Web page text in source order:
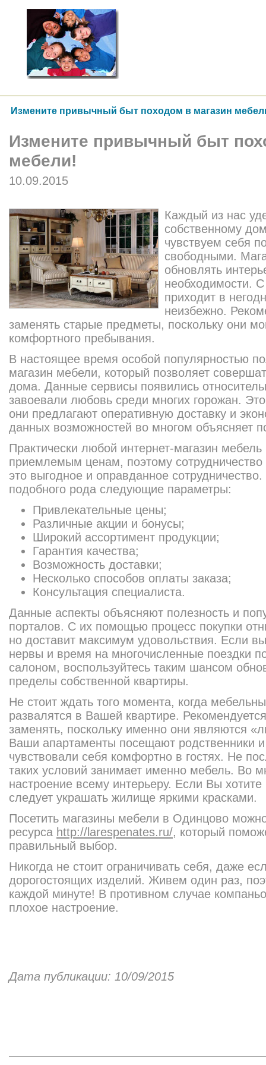
Измените привычный быт походом в магазин
Измените привычный быт
мебели!
10.09.2015
Каждый из нас
собственному
чувствуем себя
свободными.
обновлять
необходимости.
приходит в
неизбежно.
заменять старые предметы, поскольку они
комфортного пребывания.
В настоящее время особой популярностью
магазин мебели, который позволяет
дома. Данные сервисы появились
завоевали любовь среди многих горожан.
они предлагают оперативную доставку и
данных возможностей во многом объясняет
Практически любой интернет-магазин мебель
приемлемым ценам, поэтому
это выгодное и оправданное
подобного рода следующие параметры:
Привлекательные цены;
Различные акции и бонусы;
Широкий ассортимент продукции;
Гарантия качества;
Возможность доставки;
Несколько способов оплаты заказа;
Консультация специалиста.
Данные аспекты объясняют полезность и
порталов. С их помощью процесс покупки
но доставит максимум удовольствия. Если
нервы и время на многочисленные поездки
салоном, воспользуйтесь таким шансом
пределы собственной квартиры.
Не стоит ждать того момента, когда
развалятся в Вашей квартире.
заменять, поскольку именно они являются
Ваши апартаменты посещают родственники
чувствовали себя комфортно в гостях. Не
таких условий занимает именно мебель. Во
настроение всему интерьеру. Если Вы
следует украшать жилище яркими красками.
Посетить магазины мебели в Одинцово
ресурса http://larespenates.ru/, который
правильный выбор.
Никогда не стоит ограничивать себя, даже
дорогостоящих изделий. Живем один раз,
каждой минуте! В противном случае
плохое настроение.
Дата публикации: 10/09/2015